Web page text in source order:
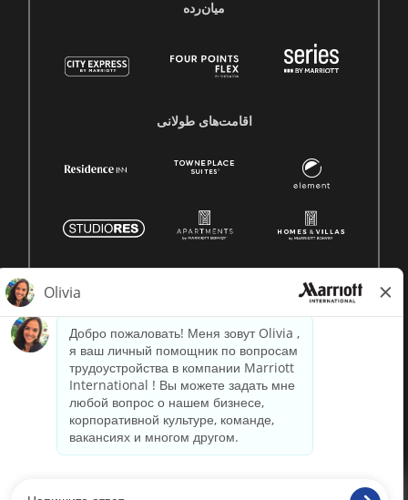
میان‌رده
اقامت‌های طولانی
защищены. Конфиденциальная информация Marriott.